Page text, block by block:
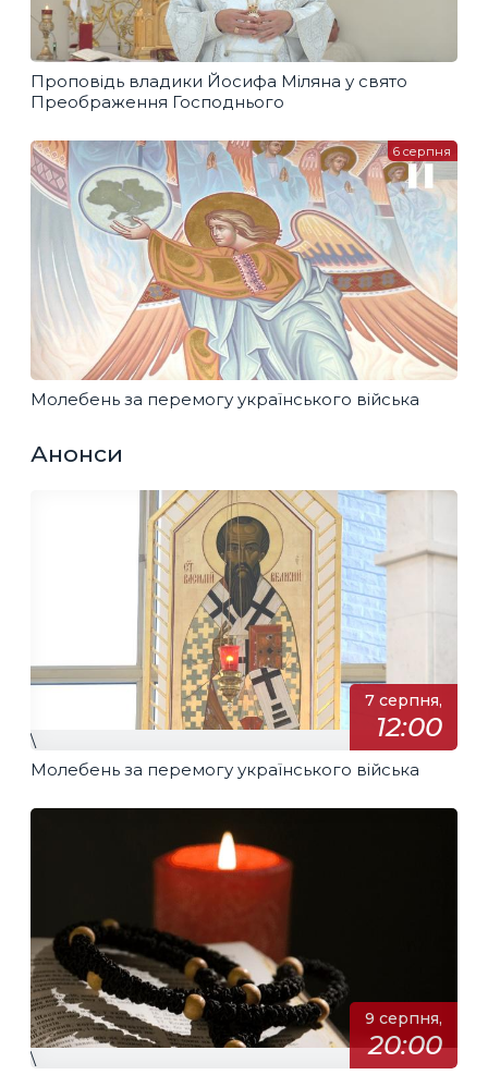
Проповідь владики Йосифа Міляна у свято
Преображення Господнього
Молебень за перемогу українського війська
6 серпня
Анонси
7 серпня,
12:00
\
Молебень за перемогу українського війська
9 серпня,
20:00
\